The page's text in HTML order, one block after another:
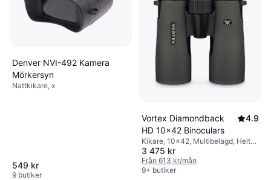
Denver NVI-492 Kamera
Mörkersyn
Nattkikare, x
549 kr
9 butiker
Vortex Diamondback
HD 10x42 Binoculars
4.9
Kikare, 10x42, Multibelagd, Helt
belagd
3 475 kr
Från 613 kr/mån
9+ butiker